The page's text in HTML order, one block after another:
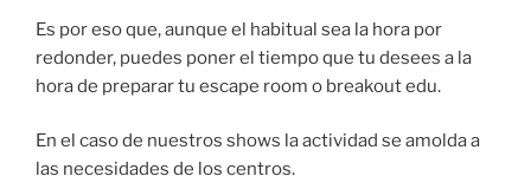
Es por eso que, aunque el habitual sea la hora por
redonder, puedes poner el tiempo que tu desees a la
hora de preparar tu escape room o breakout edu.
En el caso de nuestros shows la actividad se amolda a
las necesidades de los centros.